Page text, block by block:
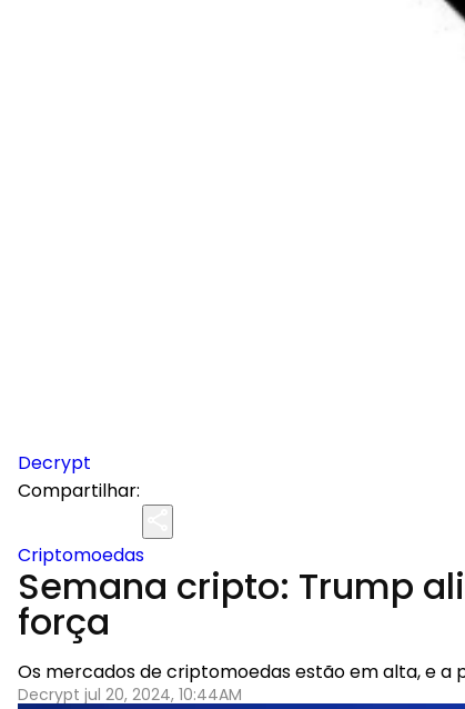
Decrypt
Compartilhar:
Criptomoedas
Semana cripto: Trump
força
Os mercados de criptomoedas estão em alta, e a
Decrypt jul 20, 2024, 10:44AM